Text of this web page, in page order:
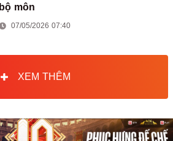
bộ môn
07/05/2026 07:40
XEM THÊM